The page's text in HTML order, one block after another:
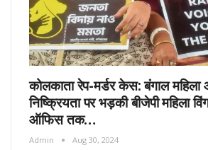
कोलकाता रेप-मर्डर केस: बंगाल
निष्क्रियता पर भड़की बीजेपी महिला
ऑफिस तक…
Admin Aug 30, 2024